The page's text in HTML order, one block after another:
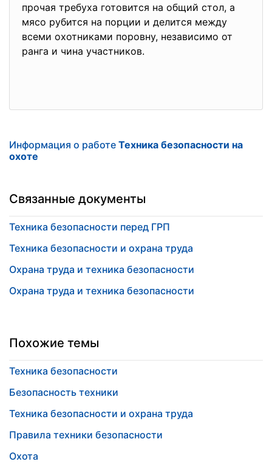
прочая требуха готовится на общий стол, а
мясо рубится на порции и делится между
всеми охотниками поровну, независимо от
ранга и чина участников.
Информация о работе Техника безопасности на
охоте
Связанные документы
Техника безопасности перед ГРП
Техника безопасности и охрана труда
Охрана труда и техника безопасности
Охрана труда и техника безопасности
Похожие темы
Техника безопасности
Безопасность техники
Техника безопасности и охрана труда
Правила техники безопасности
Охота